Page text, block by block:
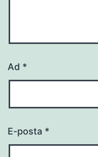
Ad *
E-posta *